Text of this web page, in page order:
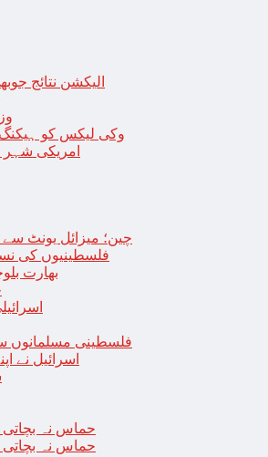
الیکشن نتائج
وکی لیکس کو ہیکنگ
امریکی شہر
چین؛ میزائل یونٹ سے منسلک 4 جرنیلوں سمیت 9 فوجی
فلسطینیوں کی
بھارت
فلسطینی مسلمانوں
اسرائیل نے
حماس نہ بچاتی
حماس نہ بچاتی